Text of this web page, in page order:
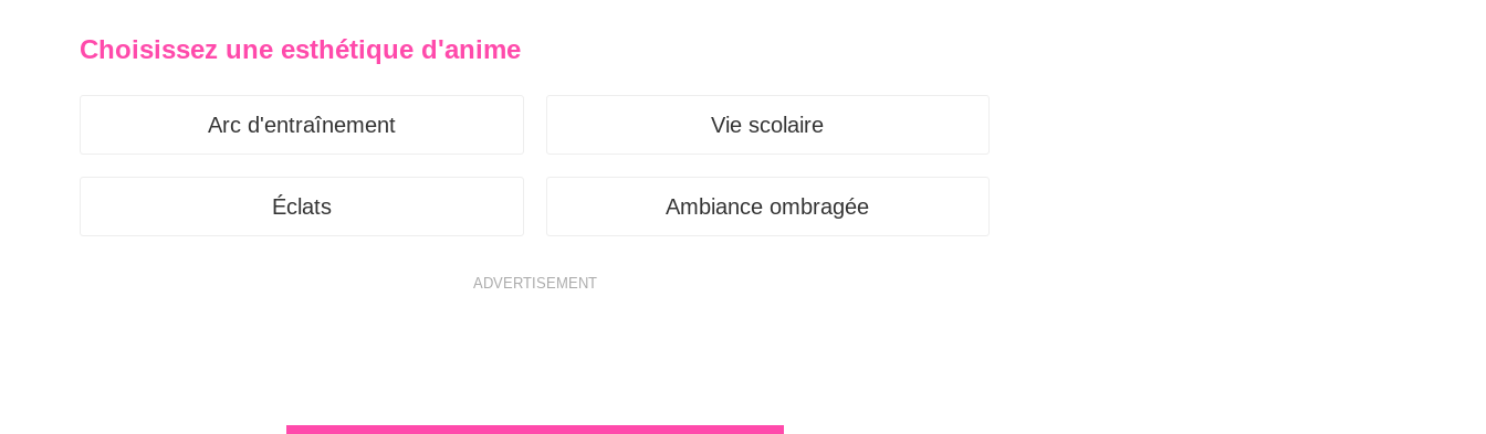
Choisissez une esthétique d'anime
Arc d'entraînement Vie scolaire
Éclats Ambiance ombragée
ADVERTISEMENT